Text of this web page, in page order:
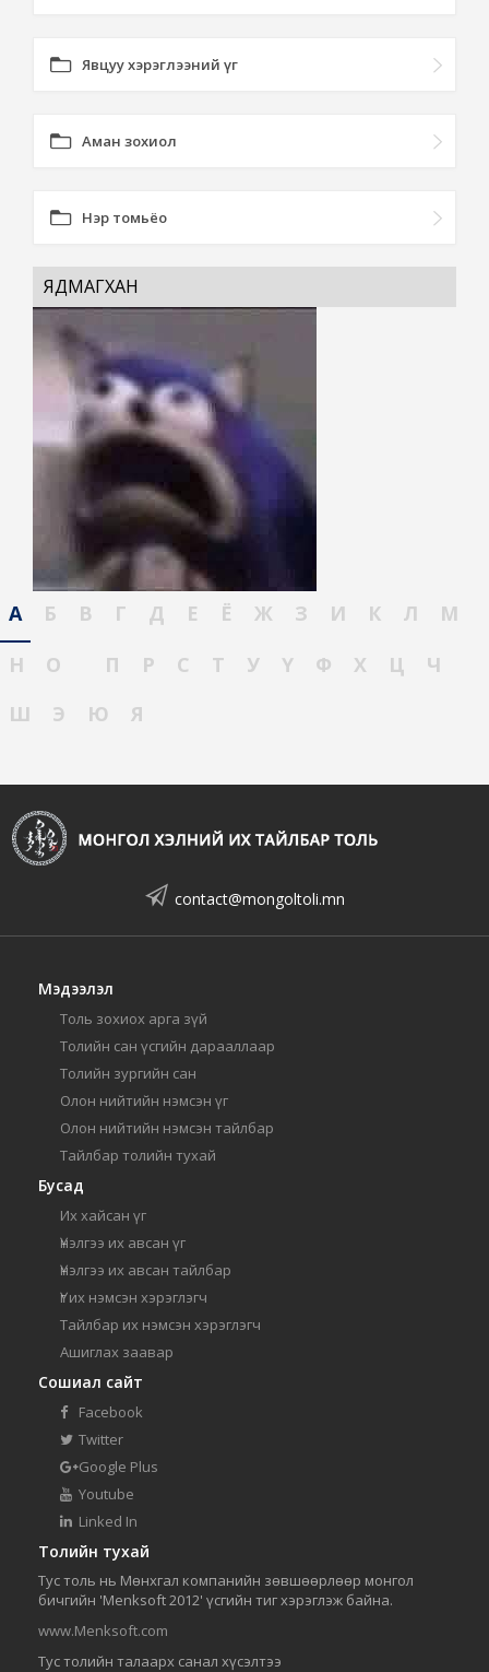
Явцуу хэрэглээний үг
Аман зохиол
Нэр томьёо
ЯДМАГХАН
А Б В Г Д Е Ё Ж З И К Л
М
Н
О П Р С Т У Ү Ф Х Ц
Ч
Ш
Э Ю Я
contact@mongoltoli.mn
Мэдээлэл
Толь зохиох арга зүй
Толийн сан үсгийн дарааллаар
Толийн зургийн сан
Олон нийтийн нэмсэн үг
Олон нийтийн нэмсэн тайлбар
Тайлбар толийн тухай
Бусад
Их хайсан үг
Үнэлгээ их авсан үг
Үнэлгээ их авсан тайлбар
Үг их нэмсэн хэрэглэгч
Тайлбар их нэмсэн хэрэглэгч
Ашиглах заавар
Сошиал сайт
Facebook
Twitter
Google Plus
Youtube
Linked In
Толийн тухай
Тус толь нь Мөнхгал компанийн зөвшөөрлөөр монгол
бичгийн 'Menksoft 2012' үсгийн тиг хэрэглэж байна.
www.Menksoft.com
Тус толийн талаарх санал хүсэлтээ